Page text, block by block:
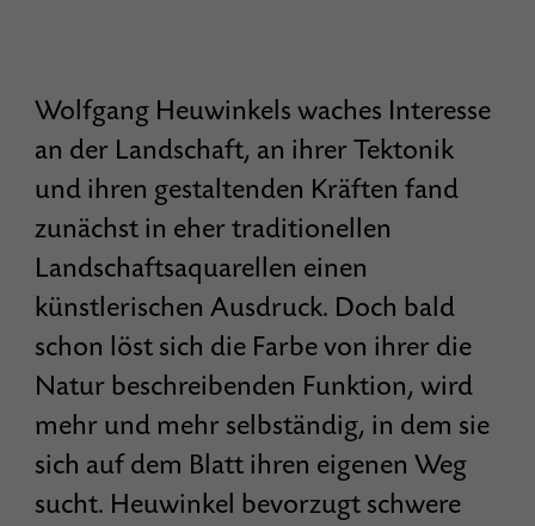
Wolfgang Heuwinkels waches Interesse
an der Landschaft, an ihrer Tektonik
und ihren gestaltenden Kräften fand
zunächst in eher traditionellen
Landschaftsaquarellen einen
künstlerischen Ausdruck. Doch bald
schon löst sich die Farbe von ihrer die
Natur beschreibenden Funktion, wird
mehr und mehr selbständig, in dem sie
sich auf dem Blatt ihren eigenen Weg
sucht. Heuwinkel bevorzugt schwere